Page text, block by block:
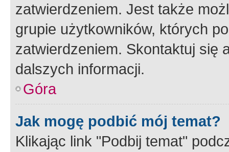
zatwierdzeniem. Jest także
grupie użytkowników, których
zatwierdzeniem. Skontaktuj się
dalszych informacji.
Góra
Jak mogę podbić mój temat?
Klikając link "Podbij temat"